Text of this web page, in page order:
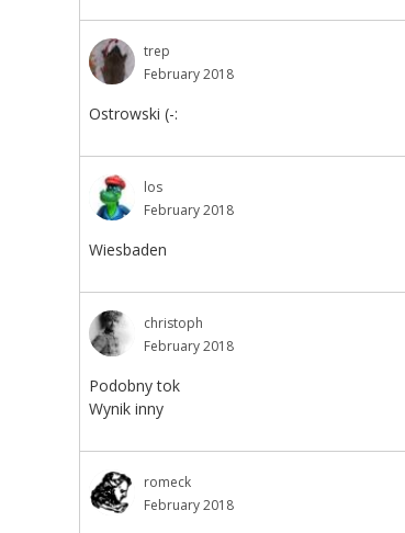
trep
February 2018
Ostrowski (-:
los
February 2018
Wiesbaden
christoph
February 2018
Podobny tok
Wynik inny
romeck
February 2018